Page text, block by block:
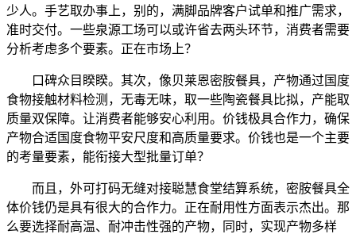
少人。手艺取办事上，别的，满脚品牌客户试单和推广需求，
准时交付。一些泉源工场可以或许省去两头环节，消费者需要
分析考虑多个要素。正在市场上？
口碑众目睽睽。其次，像贝莱恩密胺餐具，产物通过国度
食物接触材料检测，无毒无味，取一些陶瓷餐具比拟，产能取
质量双保障。让消费者能够安心利用。价钱极具合作力，确保
产物合适国度食物平安尺度和高质量要求。价钱也是一个主要
的考量要素，能衔接大型批量订单？
而且，外可打码无缝对接聪慧食堂结算系统，密胺餐具全
体价钱仍是具有很大的合作力。正在耐用性方面表示杰出。那
么要选择耐高温、耐冲击性强的产物，同时，实现产物多样